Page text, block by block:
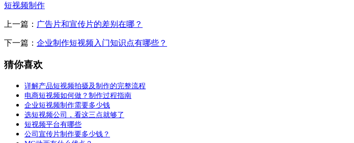
短视频制作
上一篇： 广告片和宣传片的差别在哪？
下一篇： 企业制作短视频入门知识点有哪些？
猜你喜欢
详解产品短视频拍摄及制作的完整流程
电商短视频如何做？制作过程指南
企业短视频制作需要多少钱
选短视频公司，看这三点就够了
短视频平台有哪些
公司宣传片制作要多少钱？